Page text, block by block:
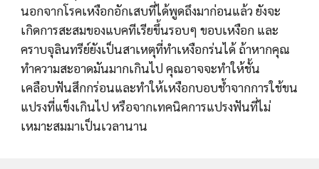
นอกจากโรคเหงือกอักเสบที่ได้พูดถึงมาก่อนแล้ว ยังจะ
เกิดการสะสมของแบคทีเรียขึ้นรอบๆ ขอบเหงือก และ
คราบจุลินทรีย์ยังเป็นสาเหตุที่ทำเหงือกร่นได้ ถ้าหากคุณ
ทำความสะอาดมันมากเกินไป คุณอาจจะทำให้ชั้น
เคลือบฟันสึกกร่อนและทำให้เหงือกบอบช้ำจากการใช้ขน
แปรงที่แข็งเกินไป หรือจากเทคนิคการแปรงฟันที่ไม่
เหมาะสมมาเป็นเวลานาน